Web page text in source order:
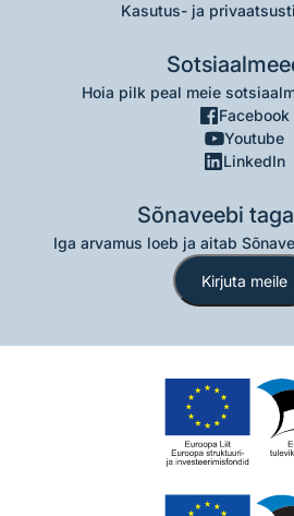
Kasutus- ja
Hoia pilk peal meie
Facebook
Youtube
LinkedIn
Sõnaveebi
Iga arvamus loeb ja aitab
Kirjuta meile